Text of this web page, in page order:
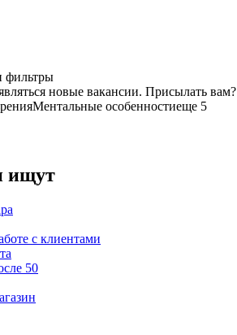
фильтры
новые вакансии. Присылать вам?
Ментальные особенностиеще 5
ищут
с клиентами
50